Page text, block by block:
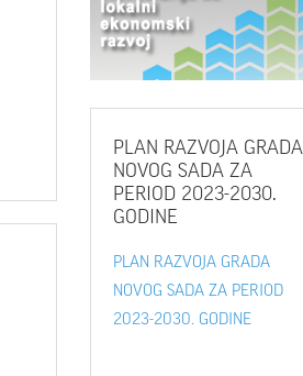
PLAN RAZVOJA GRADA
NOVOG SADA ZA
PERIOD 2023-2030.
GODINE
PLAN RAZVOJA GRADA
NOVOG SADA ZA PERIOD
2023-2030. GODINE